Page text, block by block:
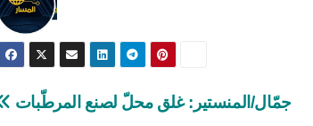
جمّال/المنستير: غلق محلّ لصنع المرطّبات